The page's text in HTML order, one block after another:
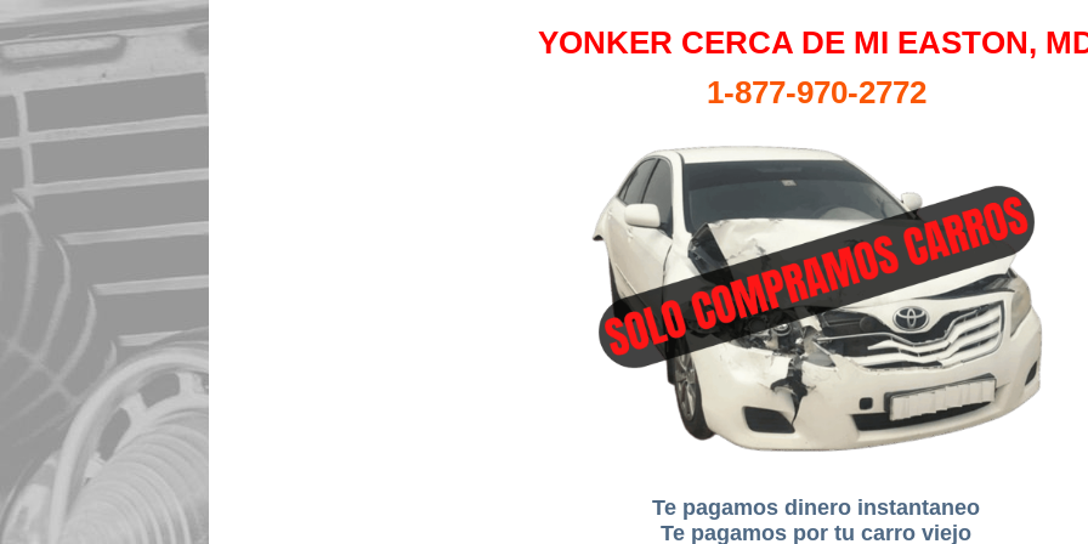
YONKER CERCA DE MI EASTON,
1-877-970-2772
Te pagamos dinero instantaneo
Te pagamos por tu carro viejo